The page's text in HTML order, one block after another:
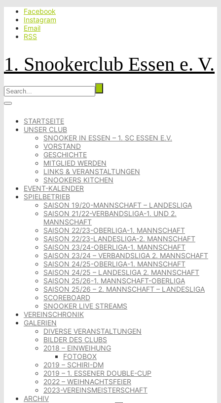
Facebook
Instagram
Email
RSS
1. Snookerclub Essen e. V.
STARTSEITE
UNSER CLUB
SNOOKER IN ESSEN – 1. SC ESSEN E.V.
VORSTAND
GESCHICHTE
MITGLIED WERDEN
LINKS & VERANSTALTUNGEN
SNOOKERS KITCHEN
EVENT-KALENDER
SPIELBETRIEB
SAISON 19/20-MANNSCHAFT – LANDESLIGA
SAISON 21/22-VERBANDSLIGA-1. UND 2.
MANNSCHAFT
SAISON 22/23-OBERLIGA-1. MANNSCHAFT
SAISON 22/23-LANDESLIGA-2. MANNSCHAFT
SAISON 23/24-OBERLIGA-1. MANNSCHAFT
SAISON 23/24 – VERBANDSLIGA 2. MANNSCHAFT
SAISON 24/25-OBERLIGA-1. MANNSCHAFT
SAISON 24/25 – LANDESLIGA 2. MANNSCHAFT
SAISON 25/26-1. MANNSCHAFT-OBERLIGA
SAISON 25/26 – 2. MANNSCHAFT – LANDESLIGA
SCOREBOARD
SNOOKER LIVE STREAMS
VEREINSCHRONIK
GALERIEN
DIVERSE VERANSTALTUNGEN
BILDER DES CLUBS
2018 – EINWEIHUNG
FOTOBOX
2019 – SCHIRI-DM
2019 – 1. ESSENER DOUBLE-CUP
2022 – WEIHNACHTSFEIER
2023-VEREINSMEISTERSCHAFT
ARCHIV